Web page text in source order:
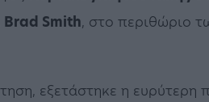
Brad Smith, στο περιθώριο
εξετάστηκε η ευρύτερη